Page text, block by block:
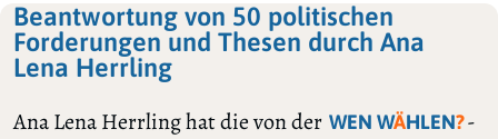
Beantwortung von 50 politischen
Forderungen und Thesen durch Ana
Lena Herrling
Ana Lena Herrling hat die von der WEN WÄHLEN?-